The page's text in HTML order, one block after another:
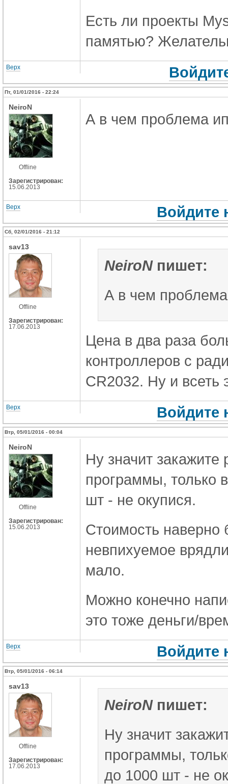
Есть ли проекты
памятью?
Верх
Пт, 01/01/2016 - 22:24
NeiroN
Offline
Зарегистрирован:
15.06.2013
А в чем проблема
Верх Войдите
Сб, 02/01/2016 - 21:12
sav13
Offline
Зарегистрирован:
17.06.2013
NeiroNпишет:
А в чем
Цена в два раза
контроллеров с
CR2032. Ну и всеть
Верх Войдите
Втр, 05/01/2016 - 00:04
NeiroN
Offline
Зарегистрирован:
15.06.2013
Ну значит закажите
программы, только
шт - не окупися.
Стоимость наверно
невпихуемое
мало.
Можно конечно
это тоже деньги/
Верх Войдите
Втр, 05/01/2016 - 06:14
sav13
Offline
Зарегистрирован:
17.06.2013
NeiroNпишет:
Ну значит
программы,
до 1000 шт - не